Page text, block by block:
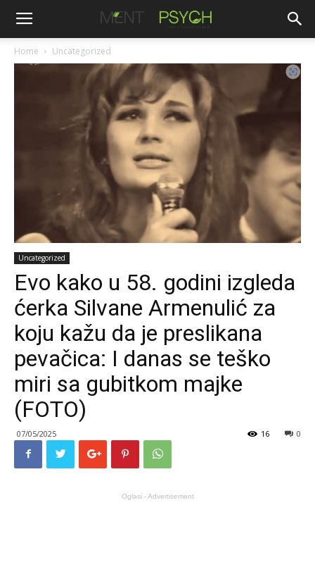
Home Uncategorized
Uncategorized
Evo kako u 58. godini izgleda
ćerka Silvane Armenulić za
koju kažu da je preslikana
pevačica: I danas se teško
miri sa gubitkom majke
(FOTO)
07/05/2025 0
16
Oglasi - Advertisement